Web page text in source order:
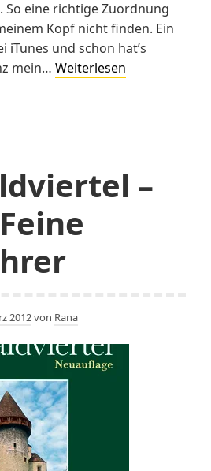
eine richtige Zuordnung
Kopf nicht finden. Ein
iTunes und schon hat’s
mein… Weiterlesen
–
2012von Rana